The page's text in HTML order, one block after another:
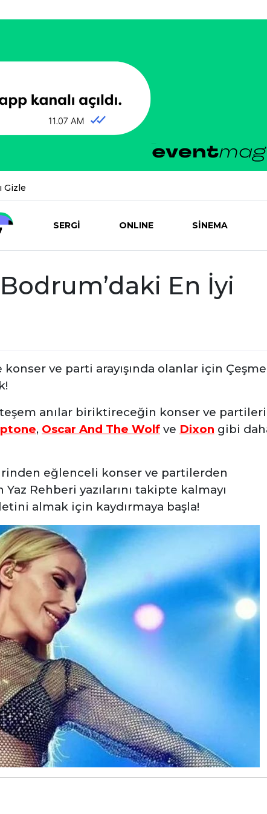
Gizle
SERGİ ONLINE SİNEMA
En İyi
ve parti arayışında olanlar için Çeşme
anılar biriktireceğin konser ve
, Oscar And The Wolf ve Dixon gibi
eğlenceli konser ve partilerden
Rehberi yazılarını takipte kalmayı
almak için kaydırmaya başla!